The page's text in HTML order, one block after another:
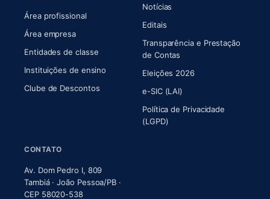
Área profissional
Área empresa
Entidades de classe
Instituições de ensino
Clube de Descontos
Notícias
Editais
Transparência e Prestação
de Contas
Eleições 2026
e-SIC (LAI)
Política de Privacidade
(LGPD)
CONTATO
Av. Dom Pedro I, 809
Tambiá · João Pessoa/PB ·
CEP 58020-538